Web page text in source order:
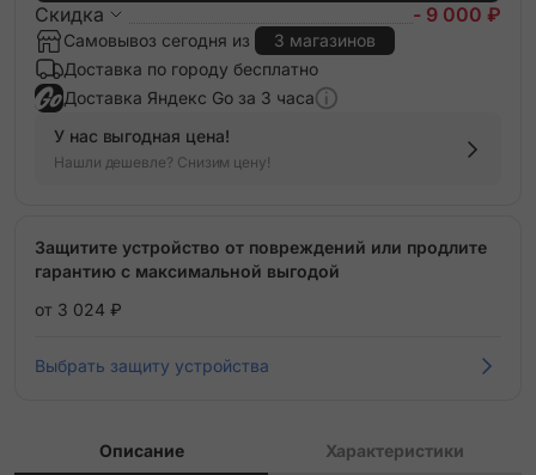
Скидка - 9 000 ₽
Самовывоз сегодня из
3 магазинов
Доставка по городу бесплатно
Доставка Яндекс Go за 3 часа
У нас выгодная цена!
Нашли дешевле? Снизим цену!
Защитите устройство от повреждений или продлите
гарантию с максимальной выгодой
от 3 024 ₽
Выбрать защиту устройства
Описание Характеристики